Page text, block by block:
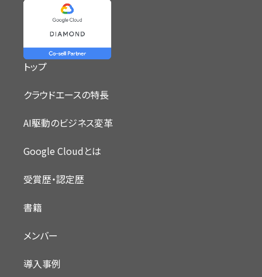
トップ
クラウドエースの特長
AI駆動のビジネス変革
Google Cloudとは
受賞歴・認定歴
書籍
メンバー
導入事例